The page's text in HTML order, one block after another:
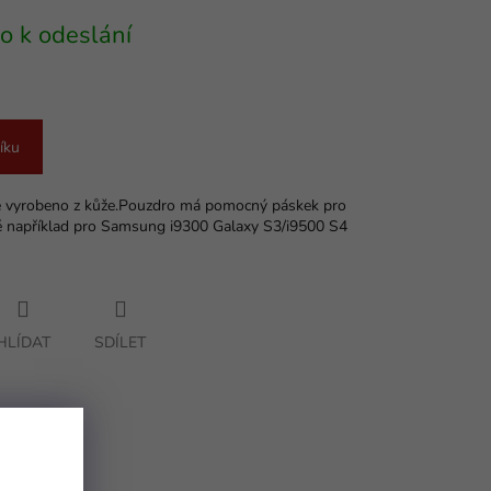
k odeslání
z kůže.Pouzdro má pomocný páskek pro
pro Samsung i9300 Galaxy S3/i9500 S4
SDÍLET